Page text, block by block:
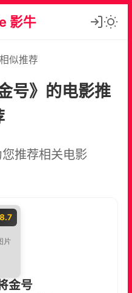
影牛
相似推荐
号》的电影推
推荐相关电影
金号